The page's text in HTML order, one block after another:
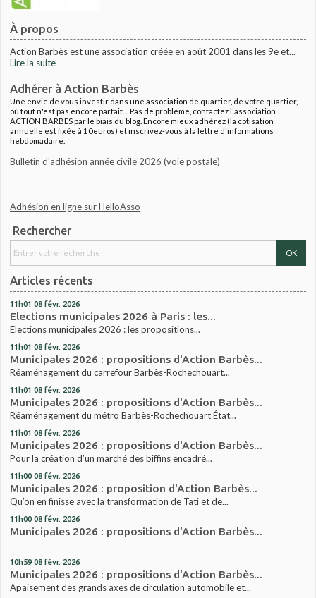
À propos
Action Barbès est une association créée en août 2001 dans les 9e et...
Lire la suite
Adhérer à Action Barbès
Une envie de vous investir dans une association de quartier, de votre quartier,
où tout n'est pas encore parfait.... Pas de problème, contactez l'association
ACTION BARBES par le biais du blog. Encore mieux adhérez (la cotisation
annuelle est fixée à 10euros) et inscrivez-vous à la lettre d'informations
hebdomadaire.
Bulletin d'adhésion année civile 2026 (voie postale)
Adhésion en ligne sur HelloAsso
Rechercher
Articles récents
11h01 08 févr. 2026
Elections municipales 2026 à Paris : les...
Elections municipales 2026 : les propositions...
11h01 08 févr. 2026
Municipales 2026 : propositions d'Action Barbès...
Réaménagement du carrefour Barbès-Rochechouart...
11h01 08 févr. 2026
Municipales 2026 : propositions d'Action Barbès...
Réaménagement du métro Barbès-Rochechouart État...
11h01 08 févr. 2026
Municipales 2026 : propositions d'Action Barbès...
Pour la création d’un marché des biffins encadré...
11h00 08 févr. 2026
Municipales 2026 : proposition d'Action Barbès...
Qu’on en finisse avec la transformation de Tati et de...
11h00 08 févr. 2026
Municipales 2026 : propositions d'Action Barbès...
10h59 08 févr. 2026
Municipales 2026 : propositions d'Action Barbès...
Apaisement des grands axes de circulation automobile et...